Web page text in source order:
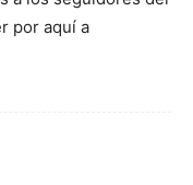
por aquí a